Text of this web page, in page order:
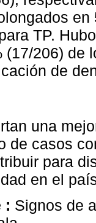
TP.
(17/206) de
de
una
de casos
para
en el
: Signos de